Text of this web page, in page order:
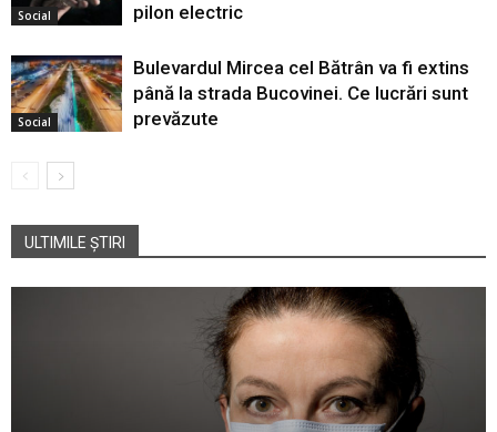
Social
pilon electric
Social
Bulevardul Mircea cel Bătrân va fi extins
până la strada Bucovinei. Ce lucrări sunt
prevăzute
ULTIMILE ȘTIRI